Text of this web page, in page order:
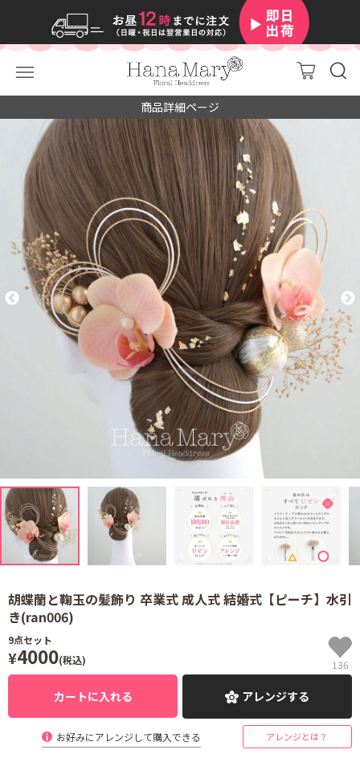
商品詳細ページ
胡蝶蘭と鞠玉の髪飾り 卒業式 成人式 結婚式【ピーチ】水引
き(ran006)
9点セット
¥4000(税込) 136
アレンジする
カートに入れる
お好みにアレンジして購入できる アレンジとは？